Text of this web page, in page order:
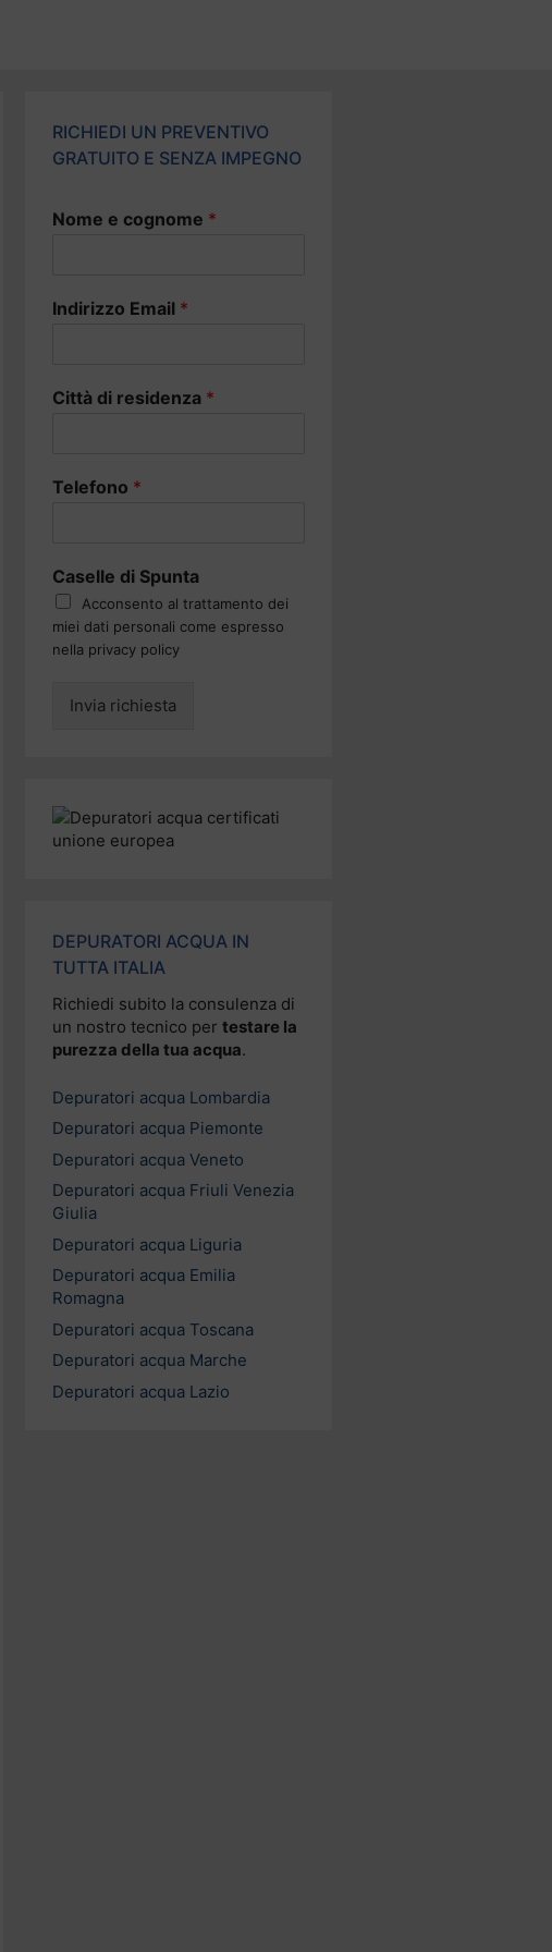
RICHIEDI UN PREVENTIVO
GRATUITO E SENZA IMPEGNO
Nome e cognome *
Indirizzo Email *
Città di residenza *
Telefono *
Caselle di Spunta
Acconsento al trattamento dei
miei dati personali come espresso
nella privacy policy
Invia richiesta
DEPURATORI ACQUA IN
TUTTA ITALIA
Richiedi subito la consulenza di
un nostro tecnico per testare la
purezza della tua acqua.
Depuratori acqua Lombardia
Depuratori acqua Piemonte
Depuratori acqua Veneto
Depuratori acqua Friuli Venezia
Giulia
Depuratori acqua Liguria
Depuratori acqua Emilia
Romagna
Depuratori acqua Toscana
Depuratori acqua Marche
Depuratori acqua Lazio